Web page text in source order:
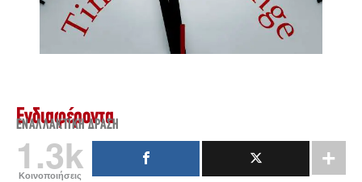
Ενδιαφέροντα
ΕΝΑΛΛΑΚΤΙΚΉ ΔΡΆΣΗ
1.3k
Κοινοποιήσεις